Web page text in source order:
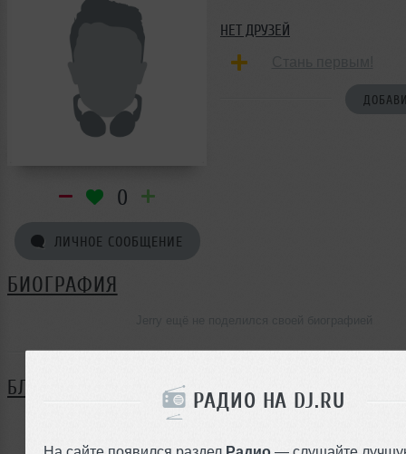
РАДИО НА DJ.RU
На сайте появился раздел Радио — слушайте
0
ЛИЧНОЕ СООБЩЕНИЕ
НЕТ ДРУЗЕЙ
БИОГРАФИЯ
БЛОГ